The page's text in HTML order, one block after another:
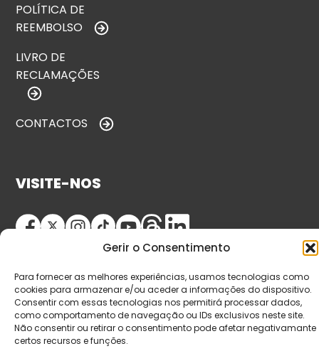
Gerir o Consentimento
Para fornecer as melhores experiências, usamos tecnologias como
cookies para armazenar e/ou aceder a informações do dispositivo.
Consentir com essas tecnologias nos permitirá processar dados,
como comportamento de navegação ou IDs exclusivos neste site.
Não consentir ou retirar o consentimento pode afetar negativamante
certos recursos e funções.
POLÍTICA DE
REEMBOLSO
LIVRO DE
RECLAMAÇÕES
CONTACTOS
VISITE-NOS
© Copyright 2026 Saída de Emergência. Todos os
direitos reservados.